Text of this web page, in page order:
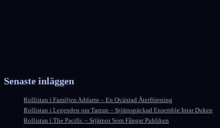
Senaste inläggen
Rollistan i Familjen Addams – En Oväntad Återförening
Rollistan i Legenden om Tarzan – Stjärnspäckad Ensemble Intar Duken
Rollistan i The Pacific – Stjärnor Som Fångar Publiken